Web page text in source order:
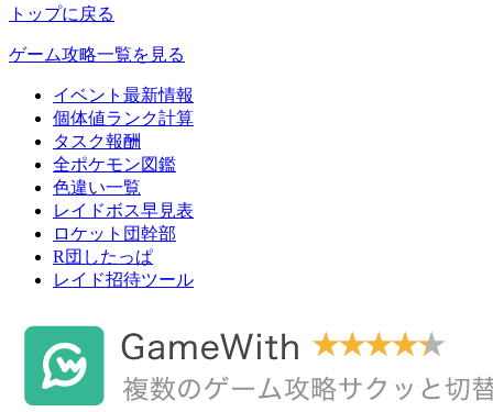
トップに戻る
ゲーム攻略一覧を見る
イベント最新情報
個体値ランク計算
タスク報酬
全ポケモン図鑑
色違い一覧
レイドボス早見表
ロケット団幹部
R団したっぱ
レイド招待ツール